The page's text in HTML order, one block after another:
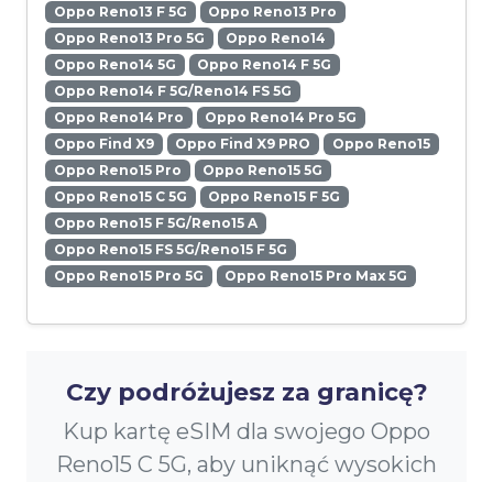
Oppo Reno13 F 5G
Oppo Reno13 Pro
Oppo Reno13 Pro 5G
Oppo Reno14
Oppo Reno14 5G
Oppo Reno14 F 5G
Oppo Reno14 F 5G/Reno14 FS 5G
Oppo Reno14 Pro
Oppo Reno14 Pro 5G
Oppo Find X9
Oppo Find X9 PRO
Oppo Reno15
Oppo Reno15 Pro
Oppo Reno15 5G
Oppo Reno15 C 5G
Oppo Reno15 F 5G
Oppo Reno15 F 5G/Reno15 A
Oppo Reno15 FS 5G/Reno15 F 5G
Oppo Reno15 Pro 5G
Oppo Reno15 Pro Max 5G
Czy podróżujesz za granicę?
Kup kartę eSIM dla swojego Oppo
Reno15 C 5G, aby uniknąć wysokich